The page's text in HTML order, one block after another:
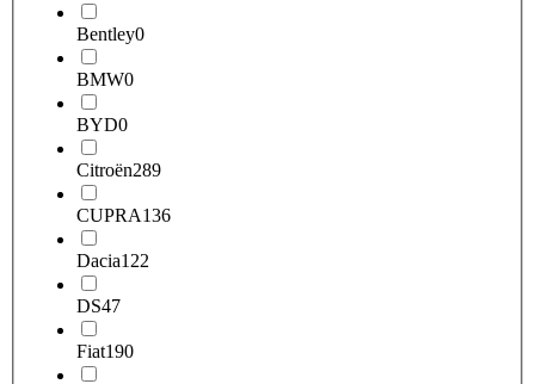
Bentley0
BMW0
BYD0
Citroën289
CUPRA136
Dacia122
DS47
Fiat190